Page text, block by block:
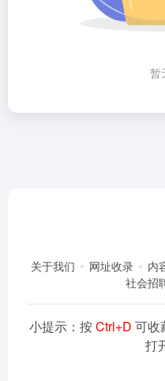
暂
关于我们 网址收录 内
社会招
小提示：按Ctrl+D 可收
打